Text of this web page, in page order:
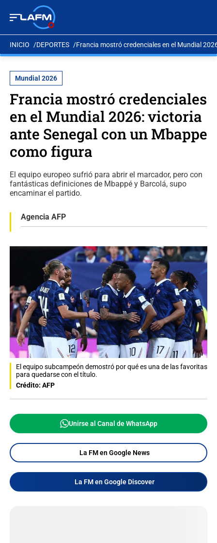
INICIO DEPORTES Francia mostró credenciales en el Mundial
Mundial 2026
Francia mostró credenciales
en el Mundial 2026: victoria
ante Senegal con un Mbappe
como figura
El equipo europeo sufrió para abrir el marcador, pero con
fantásticas definiciones de Mbappé y Barcolá, supo
encaminar el partido.
Agencia AFP
El equipo subcampeón demostró por qué es una de las favoritas
para quedarse con el título.
Crédito: AFP
Unirse al Canal de WhatsApp
La FM en Google News
La FM en Google Discover